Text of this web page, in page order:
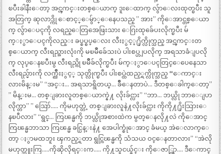
ၿပီးခါနီးေတာ့ အင္ၾကင္းတစ္ေယာက္ ဒူးေထာက္ လွ်ာေလးထုတ္ၿပီး သူ
အတြက္ ဆုလာဒ္ကို ေစာင့္ေမွ်ာ္ေနေပသည္ ” အား” ကိုေအာင္တစ္ေယာ
က္ လွ်ာေပၚကို လရည္ေတြအေဖြးသား ေဂြးထုခ်ေပးလိုက္ၿပီး မ်
က္ႏွာေပၚကိုလည္း ခပ္စပ္စပ္ေလး လီးႏွင့္႐ိုက္လိုက္သည္ အင္ၾကင္းတ
စ္ေယာက္ လီးရည္အားလုံးကို မၿမိဳခ်ေသးပဲ ပါးစပ္ဟျပလိုက္ အရသာခံျပလို
က္ လုပ္ေနၿပီးမွ လီးရည္ကို ၿမိဳခ်လိုက္ၿပီး မ်က္ႏွာေပၚတြင္ေပေနေသာ
လီးရည္မ်ားကို လက္ညိဳးႏွင့္ သုတ္လိုက္ၿပီး ပါးစပ္ထဲထည့္ရက္လိုက္သည္ “ေကာင္း
လားမိန္းမ” “အင္း… အရသာရွိတယ္… ခ်ိဳေနတာပဲ… ဒီတစ္ေခါက္ေတာ့”
” မိန္းမ… တစ္ျခားလူတစ္ေယာက္နဲ႔ လိုးခ်င္လား” “ဘာ… ဘယ္လို ဘာေျပာ
လိုက္တာ” ” ဪ….. ကိုမဟုတ္တဲ့ တစ္ျခားလူနဲ႔လိုးခ်င္လား ကိုကို႔႐ိုးသြားေ
နၿပီလား” “ရွင္… ကြၽန္မကို ဘယ္လိုအစားထဲက မွတ္ေနလို႔လဲ ကိုေအာင္
ကြၽန္မဘာသာ ကြၽန္မ ခင္ပြန္းနဲ႔ အေပါက္စုံေအာင္ ခံမယ္ အဲေလာက္ေ
တာ့ ႏွာမထဘူး ၾကည့္ရတာ ရွင္ကြၽန္မကို သံသယ ဝင္ေနတာလား” “အဲလို
မဟုတ္ဘူးကြ…..ကိုဆိုလိုရင္းက….. ကို႔သူငယ္ခ်င္း ကိုေဇာ္ကြာ…. ဒီေကာင္